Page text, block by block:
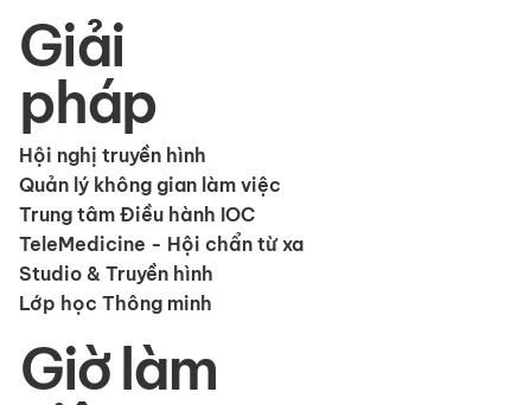
Giải
pháp
Hội nghị truyền hình
Quản lý không gian làm việc
Trung tâm Điều hành IOC
Studio & Truyền hình
TeleMedicine - Hội chẩn từ xa
Lớp học Thông minh
Giờ làm